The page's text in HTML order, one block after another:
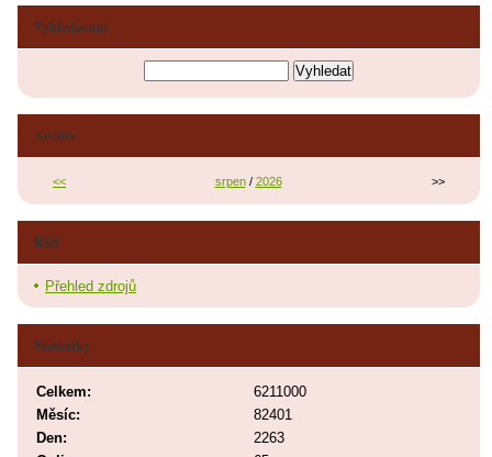
Vyhledávání
Archiv
<< srpen/ 2026 >>
RSS
Přehled zdrojů
Statistiky
Celkem:
6211000
Měsíc:
82401
Den:
2263